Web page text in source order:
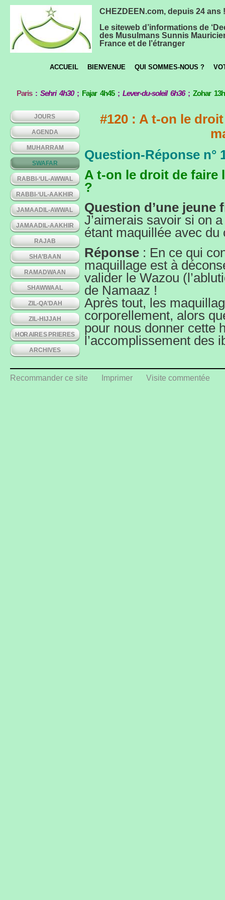
CHEZDEEN.com, depuis 24 ans !
Le siteweb d’informations de
des Musulmans Sunnis
France et de l’étranger
ACCUEIL BIENVENUE QUI SOMMES-NOUS ?
Paris:Sehri 4h30; Fajar 4h45;Lever-du-soleil 6h36;Zohar
JOURS
AGENDA
MUHARRAM
SWAFAR
RABBI-‘UL-AWWAL
RABBI-‘UL-AAKHIR
JAMAADIL-AWWAL
JAMAADIL-AAKHIR
RAJAB
SHA’BAAN
RAMADWAAN
SHAWWAAL
ZIL-QA’DAH
ZIL-HIJJAH
HORAIRES PRIERES
ARCHIVES
#120 : A t-on le
Question-Réponse n°
A t-on le droit de faire
?
Question d’une jeune
J’aimerais savoir si on
étant maquillée avec
Réponse : En ce qui
maquillage est à
valider le Wazou
de Namaaz !
Après tout, les
corporellement, alors
pour nous donner cette
l’accomplissement des
Recommander ce site Imprimer Visite commentée